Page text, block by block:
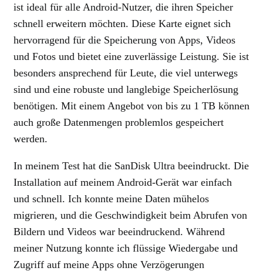
ist ideal für alle Android-Nutzer, die ihren Speicher
schnell erweitern möchten. Diese Karte eignet sich
hervorragend für die Speicherung von Apps, Videos
und Fotos und bietet eine zuverlässige Leistung. Sie ist
besonders ansprechend für Leute, die viel unterwegs
sind und eine robuste und langlebige Speicherlösung
benötigen. Mit einem Angebot von bis zu 1 TB können
auch große Datenmengen problemlos gespeichert
werden.
In meinem Test hat die SanDisk Ultra beeindruckt. Die
Installation auf meinem Android-Gerät war einfach
und schnell. Ich konnte meine Daten mühelos
migrieren, und die Geschwindigkeit beim Abrufen von
Bildern und Videos war beeindruckend. Während
meiner Nutzung konnte ich flüssige Wiedergabe und
Zugriff auf meine Apps ohne Verzögerungen